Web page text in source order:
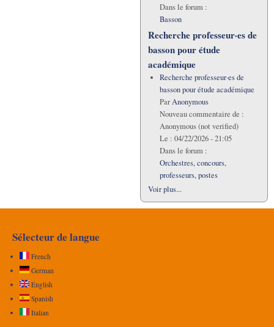
Dans le forum :
Basson
Recherche professeur·es de
basson pour étude
académique
Recherche professeur·es de
basson pour étude académique
ParAnonymous
Nouveau commentaire de :
Anonymous (not verified)
Le : 04/22/2026 - 21:05
Dans le forum :
Orchestres, concours,
professeurs, postes
Voir plus...
Sélecteur de langue
French
German
English
Spanish
Italian